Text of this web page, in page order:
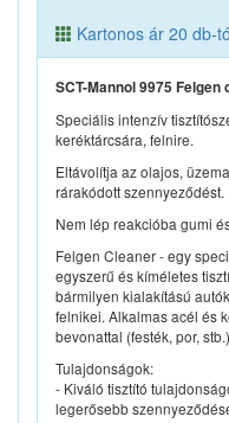
Kartonos ár 20 db-
SCT-Mannol 9975
Speciális intenzív
keréktárcsára, felnire.
Eltávolítja az olajos,
rárakódott szennyeződést.
Nem lép reakcióba gumi
Felgen Cleaner - egy
egyszerű és kíméletes
bármilyen kialakítású
felnikei. Alkalmas acél és
bevonattal (festék, por,
Tulajdonságok:
- Kiváló tisztító
legerősebb